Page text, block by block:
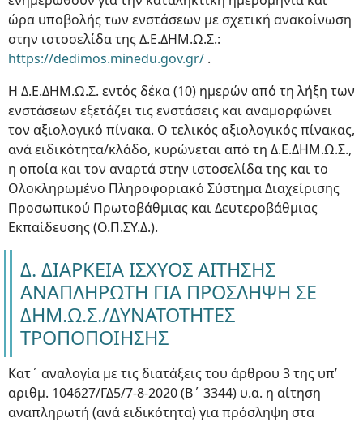
ώρα υποβολής των ενστάσεων με σχετική ανακοίνωση
στην ιστοσελίδα της Δ.Ε.ΔΗΜ.Ω.Σ.:
https://dedimos.minedu.gov.gr/ .
Η Δ.Ε.ΔΗΜ.Ω.Σ. εντός δέκα (10) ημερών από τη λήξη των
ενστάσεων εξετάζει τις ενστάσεις και αναμορφώνει
τον αξιολογικό πίνακα. Ο τελικός αξιολογικός πίνακας,
ανά ειδικότητα/κλάδο, κυρώνεται από τη Δ.Ε.ΔΗΜ.Ω.Σ.,
η οποία και τον αναρτά στην ιστοσελίδα της και το
Ολοκληρωμένο Πληροφοριακό Σύστημα Διαχείρισης
Προσωπικού Πρωτοβάθμιας και Δευτεροβάθμιας
Εκπαίδευσης (Ο.Π.ΣΥ.Δ.).
Δ. ΔΙΑΡΚΕΙΑ ΙΣΧΥΟΣ ΑΙΤΗΣΗΣ
ΑΝΑΠΛΗΡΩΤΗ ΓΙΑ ΠΡΟΣΛΗΨΗ ΣΕ
ΔΗΜ.Ω.Σ./ΔΥΝΑΤΟΤΗΤΕΣ
ΤΡΟΠΟΠΟΙΗΣΗΣ
Κατ΄ αναλογία με τις διατάξεις του άρθρου 3 της υπ’
αριθμ. 104627/ΓΔ5/7-8-2020 (Β΄ 3344) υ.α. η αίτηση
αναπληρωτή (ανά ειδικότητα) για πρόσληψη στα